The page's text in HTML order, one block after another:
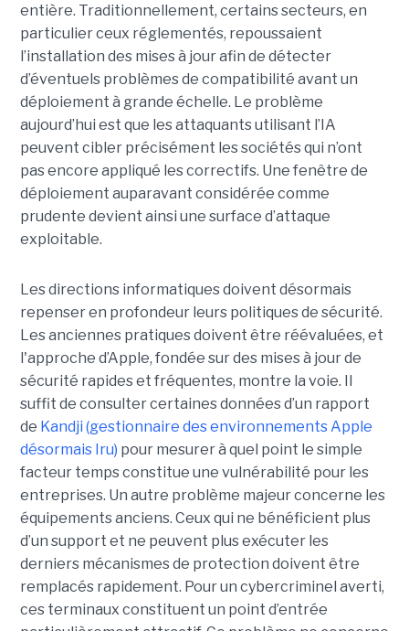
entière. Traditionnellement, certains secteurs, en
particulier ceux réglementés, repoussaient
l’installation des mises à jour afin de détecter
d’éventuels problèmes de compatibilité avant un
déploiement à grande échelle. Le problème
aujourd’hui est que les attaquants utilisant l’IA
peuvent cibler précisément les sociétés qui n’ont
pas encore appliqué les correctifs. Une fenêtre de
déploiement auparavant considérée comme
prudente devient ainsi une surface d’attaque
exploitable.
Les directions informatiques doivent désormais
repenser en profondeur leurs politiques de sécurité.
Les anciennes pratiques doivent être réévaluées, et
l'approche d’Apple, fondée sur des mises à jour de
sécurité rapides et fréquentes, montre la voie. Il
suffit de consulter certaines données d’un rapport
de Kandji (gestionnaire des environnements Apple
désormais Iru) pour mesurer à quel point le simple
facteur temps constitue une vulnérabilité pour les
entreprises. Un autre problème majeur concerne les
équipements anciens. Ceux qui ne bénéficient plus
d’un support et ne peuvent plus exécuter les
derniers mécanismes de protection doivent être
remplacés rapidement. Pour un cybercriminel averti,
ces terminaux constituent un point d’entrée